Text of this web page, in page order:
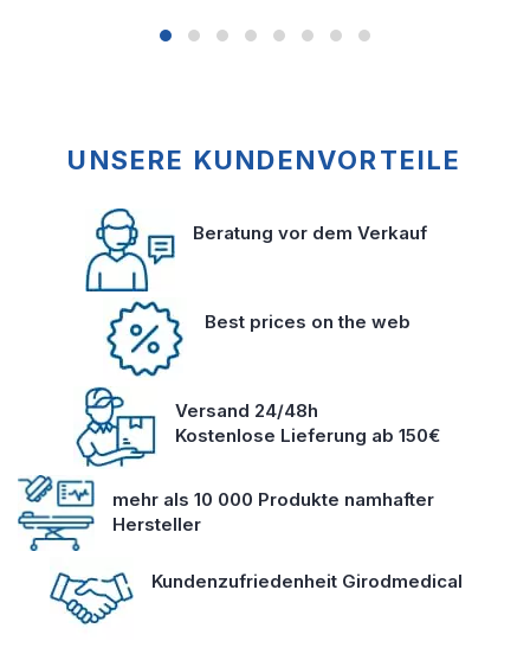
UNSERE KUNDENVORTEILE
Beratung vor dem Verkauf
Best prices on the web
Versand 24/48h
Kostenlose Lieferung ab 150€
mehr als 10 000 Produkte namhafter
Hersteller
Kundenzufriedenheit Girodmedical